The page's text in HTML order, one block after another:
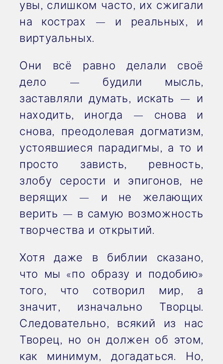
увы, слишком часто, их сжигали
на кострах — и реальных, и
виртуальных.
Они всё равно делали своё
дело — будили мысль,
заставляли думать, искать — и
находить, иногда — снова и
снова, преодолевая догматизм,
устоявшиеся парадигмы, а то и
просто зависть, ревность,
злобу серости и эпигонов, не
верящих — и не желающих
верить — в самую возможность
творчества и открытий.
Хотя даже в библии сказано,
что мы «по образу и подобию»
того, что сотворил мир, а
значит, изначально Творцы.
Следовательно, всякий из нас
Творец, но он должен об этом,
как минимум, догадаться. Но,